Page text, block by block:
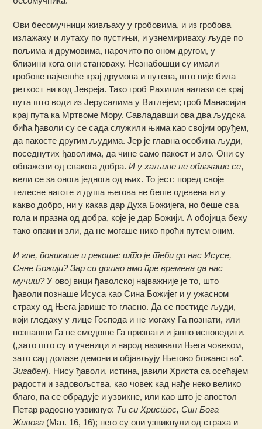
Ови бесомучници живљаху у гробовима, и из гробова
излажаху и лутаху по пустињи, и узнемириваху људе по
пољима и друмовима, нарочито по оном другом, у
близини кога они становаху. Незнабошци су имали
гробове најчешће крај друмова и путева, што није била
реткост ни код Јевреја. Тако гроб Рахилин налази се крај
пута што води из Јерусалима у Витлејем; гроб Манасијин
крај пута ка Мртвоме Мору. Савладавши ова два људска
бића ђаволи су се сада служили њима као својим оруђем,
да пакосте другим људима. Јер је главна особина људи,
поседнутих ђаволима, да чине само пакост и зло. Они су
обнажени од свакога добра.И у хаљине не облачаше се,
вели се за онога једнога од њих. То јест: поред своје
телесне наготе и душа његова не беше одевена ни у
какво добро, ни у какав дар Духа Божијега, но беше сва
гола и празна од добра, које је дар Божији. А обојица беху
тако опаки и зли, да не могаше нико проћи путем оним.
И гле, повикаше и рекоше: што је теби до нас Исусе,
Снне Божији? Зар си дошао амо пре времена да нас
мучиш?У овој вици ђаволској најважније је то, што
ђаволи познаше Исуса као Сина Божијег и у ужасном
страху од Њега јавише то гласно. Да се постиде људи,
који гледаху у лице Господа и не могаху Га познати, или
познавши Га не смедоше Га признати и јавно исповедити.
(„зато што су и ученици и народ називали Њега човеком,
зато сад долазе демони и објављују Његово божанство“.
Зигабен). Нису ђаволи, истина, јавили Христа са осећајем
радости и задовољства, као човек кад нађе неко велико
благо, па се обрадује и узвикне, или као што је апостол
Петар радосно узвикнуо: Ти си Христос, Син Бога
Живога (Мат. 16, 16); него су они узвикнули од страха и